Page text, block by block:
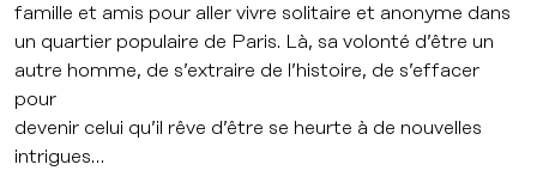
famille et amis pour aller vivre solitaire et anonyme dans
un quartier populaire de Paris. Là, sa volonté d’être un
autre homme, de s’extraire de l’histoire, de s’effacer
pour
devenir celui qu’il rêve d’être se heurte à de nouvelles
intrigues…